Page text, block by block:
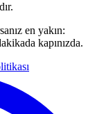
en yakın:
kapınızda.